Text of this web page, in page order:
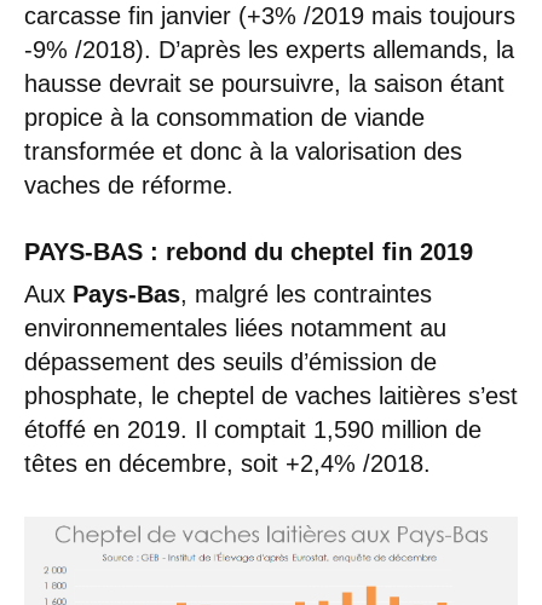
carcasse fin janvier (+3% /2019 mais toujours
-9% /2018). D’après les experts allemands, la
hausse devrait se poursuivre, la saison étant
propice à la consommation de viande
transformée et donc à la valorisation des
vaches de réforme.
PAYS-BAS : rebond du cheptel fin 2019
Aux Pays-Bas, malgré les contraintes
environnementales liées notamment au
dépassement des seuils d’émission de
phosphate, le cheptel de vaches laitières s’est
étoffé en 2019. Il comptait 1,590 million de
têtes en décembre, soit +2,4% /2018.